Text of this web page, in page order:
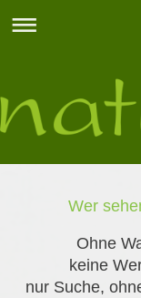
Wer
Ohne
keine
nur Suche,